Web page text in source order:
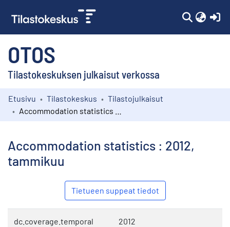
OTOS
Tilastokeskuksen julkaisut verkossa
Kokoelmat
Etusivu Tilastokeskus
Tilastojulkaisut
Accommodation statistics : 2012,
tammikuu
Tietueen suppeat tiedot
dc.coverage.temporal 2012